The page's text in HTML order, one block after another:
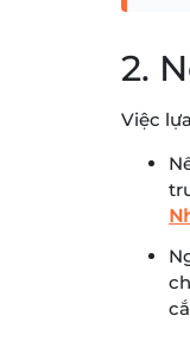
2.
Việc